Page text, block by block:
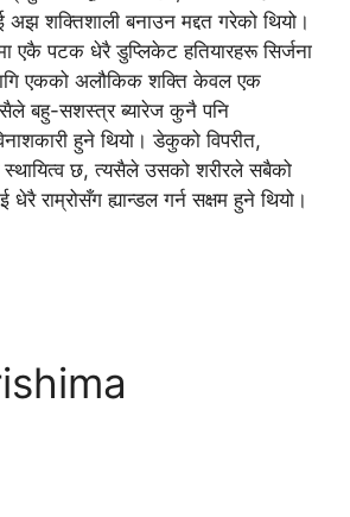
शक्तिशाली बनाउन मद्दत गरेको थियो।
एकै पटक धेरै डुप्लिकेट हतियारहरू सिर्जना
एकको अलौकिक शक्ति केवल एक
बहु-सशस्त्र ब्यारेज कुनै पनि
हुने थियो। डेकुको विपरीत,
छ, त्यसैले उसको शरीरले सबैको
राम्रोसँग ह्यान्डल गर्न सक्षम हुने थियो।